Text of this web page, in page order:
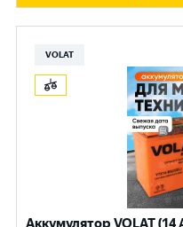
VOLAT
Аккумулятор VOLAT (14